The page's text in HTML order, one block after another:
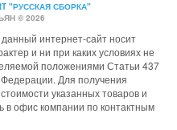
"РУССКАЯ СБОРКА"
© 2026
интернет-сайт носит
и ни при каких условиях не
положениями Статьи 437
Федерации. Для получения
указанных товаров и
в офис компании по контактным